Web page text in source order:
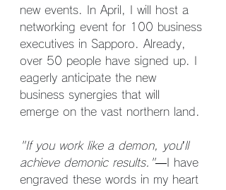
new events. In April, I will host a
networking event for 100 business
executives in Sapporo. Already,
over 50 people have signed up. I
eagerly anticipate the new
business synergies that will
emerge on the vast northern land.
"If you work like a demon, you’ll
achieve demonic results."—I have
engraved these words in my heart